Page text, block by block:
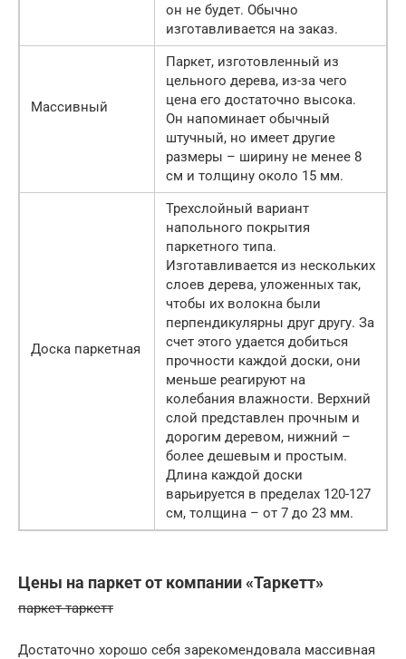
он не будет. Обычно
изготавливается на заказ.
Массивный
Паркет, изготовленный из
цельного дерева, из-за чего
цена его достаточно высока.
Он напоминает обычный
штучный, но имеет другие
размеры – ширину не менее 8
см и толщину около 15 мм.
Доска паркетная
Трехслойный вариант
напольного покрытия
паркетного типа.
Изготавливается из нескольких
слоев дерева, уложенных так,
чтобы их волокна были
перпендикулярны друг другу. За
счет этого удается добиться
прочности каждой доски, они
меньше реагируют на
колебания влажности. Верхний
слой представлен прочным и
дорогим деревом, нижний –
более дешевым и простым.
Длина каждой доски
варьируется в пределах 120-127
см, толщина – от 7 до 23 мм.
Цены на паркет от компании «Таркетт»
паркет таркетт
Достаточно хорошо себя зарекомендовала массивная